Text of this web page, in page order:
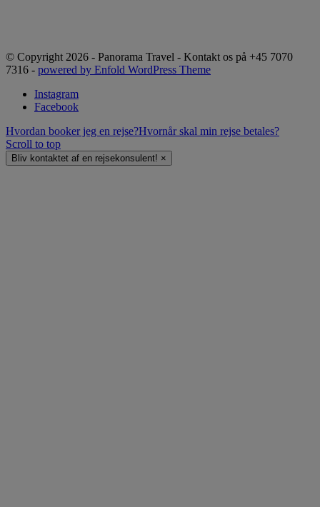
© Copyright 2026 - Panorama Travel - Kontakt os på +45 7070
7316 - powered by Enfold WordPress Theme
Instagram
Facebook
Hvordan booker jeg en rejse?Hvornår skal min rejse betales?
Scroll to top
Bliv kontaktet af en rejsekonsulent! ×